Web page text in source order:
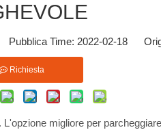
Time: 2022-02-18
Richiesta
migliore per